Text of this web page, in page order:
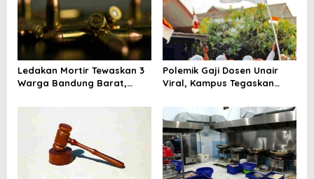
i
g
a
t
Ledakan Mortir Tewaskan 3
Warga Bandung Barat,
Amunisi Bekas
Polemik Gaji Dosen Unair
Viral, Kampus Tegaskan
Pokok